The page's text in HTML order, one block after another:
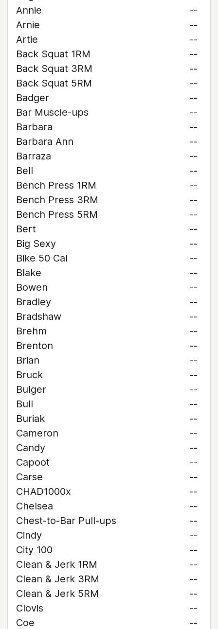
Annie
--
Arnie
--
Artie
--
Back Squat 1RM
--
Back Squat 3RM
--
Back Squat 5RM
--
Badger
--
Bar Muscle-ups
--
Barbara
--
Barbara Ann
--
Barraza
--
Bell
--
Bench Press 1RM
--
Bench Press 3RM
--
Bench Press 5RM
--
Bert
--
Big Sexy
--
Bike 50 Cal
--
Blake
--
Bowen
--
Bradley
--
Bradshaw
--
Brehm
--
Brenton
--
Brian
--
Bruck
--
Bulger
--
Bull
--
Buriak
--
Cameron
--
Candy
--
Capoot
--
Carse
--
CHAD1000x
--
Chelsea
--
Chest-to-Bar Pull-ups
--
Cindy
--
City 100
--
Clean & Jerk 1RM
--
Clean & Jerk 3RM
--
Clean & Jerk 5RM
--
Clovis
--
Coe
--